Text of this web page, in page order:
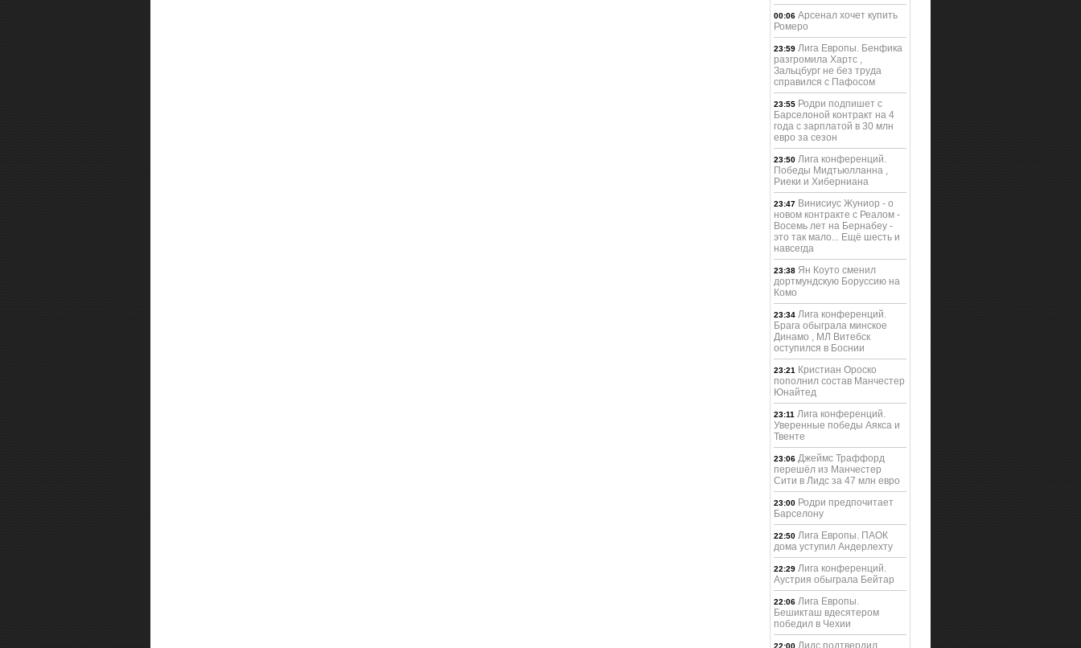
00:06 Арсенал хочет купить
Ромеро
23:59 Лига Европы. Бенфика
разгромила Хартс ,
Зальцбург не без труда
справился с Пафосом
23:55 Родри подпишет с
Барселоной контракт на 4
года с зарплатой в 30 млн
евро за сезон
23:50 Лига кoнференций.
Победы Мидтьюлланна ,
Риеки и Хиберниана
23:47 Винисиус Жуниор - о
новом контракте с Реалом -
Восемь лет на Бернабеу -
это так мало... Ещё шесть и
навсегда
23:38 Ян Коуто сменил
дортмундскую Боруссию на
Комо
23:34 Лига кoнференций.
Брага обыграла минское
Динамо , МЛ Витебск
оступился в Боснии
23:21
Кристиан Ороско
пополнил состав Манчестер
Юнайтед
23:11 Лига кoнференций.
Уверенные победы Аякса и
Твенте
23:06 Джеймс Траффорд
перешёл из Манчестер
Сити в Лидс за 47 млн евро
23:00 Родри предпочитает
Барселону
22:50 Лига Европы. ПАОК
дома уступил Андерлехту
22:29 Лига конференций.
Аустрия обыграла Бейтар
22:06 Лига Европы.
Бешикташ вдесятером
победил в Чехии
22:00 Лидс подтвердил